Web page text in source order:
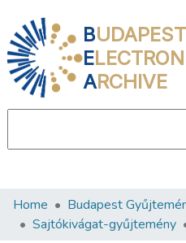
BUDAPEST
E
ARCHIVE
Communities & Collections
Home Budapest
Sajtókivágat-gyűjtemény